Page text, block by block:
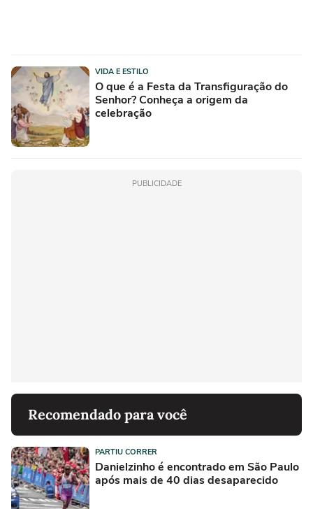
VIDA E ESTILO
O que é a Festa da Transfiguração do
Senhor? Conheça a origem da
celebração
PUBLICIDADE
Recomendado para você
PARTIU CORRER
Danielzinho é encontrado em São Paulo
após mais de 40 dias desaparecido